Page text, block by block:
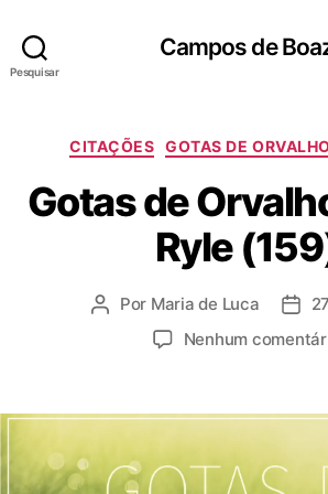
Pesquisar
Campos de
C
t
e
g
o
i
a
CITAÇÕES GOTAS DE
Gotas de
Ryle
A
d
p
Por Maria de Luca
D
e
Nenhum